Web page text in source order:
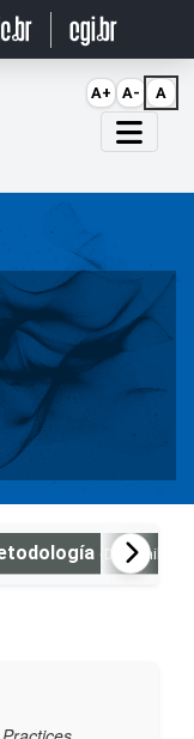
(Disponible
A+ A- A